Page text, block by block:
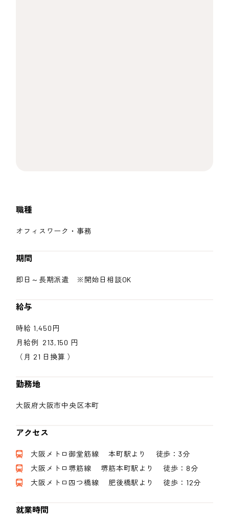
職種
オフィスワーク・事務
期間
即日～長期派遣 ※開始日相談OK
給与
時給 1,450円
月給例 213,150 円
（月 21 日換算 ）
勤務地
大阪府大阪市中央区本町
アクセス
大阪メトロ御堂筋線 本町駅より 徒歩：3分
大阪メトロ堺筋線 堺筋本町駅より 徒歩：8分
大阪メトロ四つ橋線 肥後橋駅より 徒歩：12分
就業時間